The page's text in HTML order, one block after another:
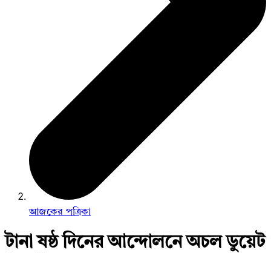
আজকের পত্রিকা
টানা ষষ্ঠ দিনের আন্দোলনে অচল ডুয়েট